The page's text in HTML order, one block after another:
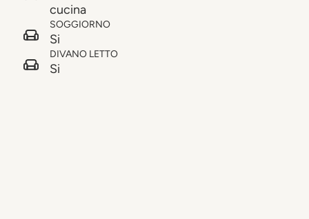
cucina
SOGGIORNO
Si
DIVANO LETTO
Si